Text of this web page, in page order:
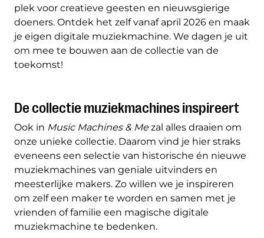
plek voor creatieve geesten en nieuwsgierige
doeners. Ontdek het zelf vanaf april 2026 en maak
je eigen digitale muziekmachine. We dagen je uit
om mee te bouwen aan de collectie van de
toekomst!
De collectie muziekmachines inspireert
Ook in Music Machines & Mezal alles draaien om
onze unieke collectie. Daarom vind je hier straks
eveneens een selectie van historische én nieuwe
muziekmachines van geniale uitvinders en
meesterlijke makers. Zo willen we je inspireren
om zelf een maker te worden en samen met je
vrienden of familie een magische digitale
muziekmachine te bedenken.